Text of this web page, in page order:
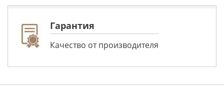
Гарантия
Качество от производителя